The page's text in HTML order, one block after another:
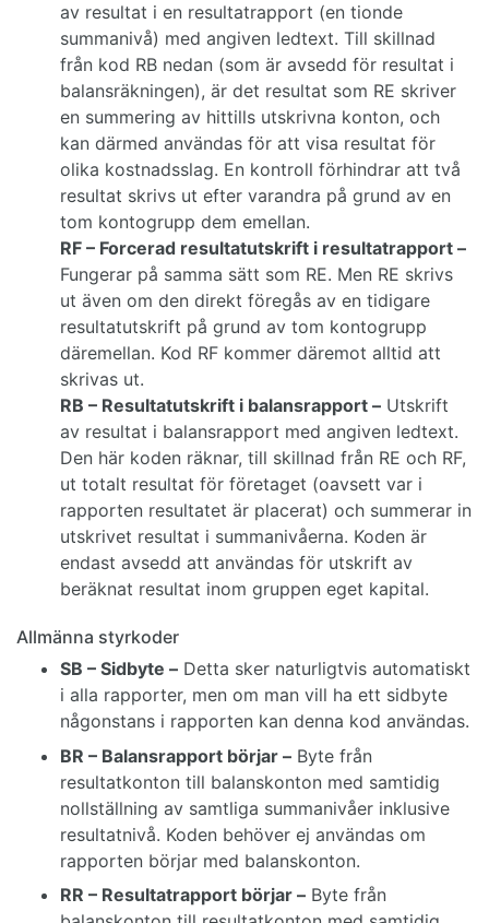
av resultat i en resultatrapport (en tionde
summanivå) med angiven ledtext. Till skillnad
från kod RB nedan (som är avsedd för resultat i
balansräkningen), är det resultat som RE skriver
en summering av hittills utskrivna konton, och
kan därmed användas för att visa resultat för
olika kostnadsslag. En kontroll förhindrar att två
resultat skrivs ut efter varandra på grund av en
tom kontogrupp dem emellan.
RF – Forcerad resultatutskrift i resultatrapport –
Fungerar på samma sätt som RE. Men RE skrivs
ut även om den direkt föregås av en tidigare
resultatutskrift på grund av tom kontogrupp
däremellan. Kod RF kommer däremot alltid att
skrivas ut.
RB – Resultatutskrift i balansrapport – Utskrift
av resultat i balansrapport med angiven ledtext.
Den här koden räknar, till skillnad från RE och RF,
ut totalt resultat för företaget (oavsett var i
rapporten resultatet är placerat) och summerar in
utskrivet resultat i summanivåerna. Koden är
endast avsedd att användas för utskrift av
beräknat resultat inom gruppen eget kapital.
Allmänna styrkoder
SB – Sidbyte – Detta sker naturligtvis automatiskt
i alla rapporter, men om man vill ha ett sidbyte
någonstans i rapporten kan denna kod användas.
BR – Balansrapport börjar – Byte från
resultatkonton till balanskonton med samtidig
nollställning av samtliga summanivåer inklusive
resultatnivå. Koden behöver ej användas om
rapporten börjar med balanskonton.
RR – Resultatrapport börjar – Byte från